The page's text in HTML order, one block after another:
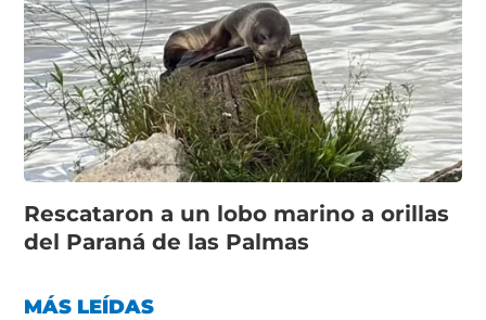
Rescataron a un lobo marino a orillas
del Paraná de las Palmas
MÁS LEÍDAS